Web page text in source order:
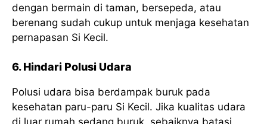
dengan bermain di taman, bersepeda, atau
berenang sudah cukup untuk menjaga kesehatan
pernapasan Si Kecil.
6. Hindari Polusi Udara
Polusi udara bisa berdampak buruk pada
kesehatan paru-paru Si Kecil. Jika kualitas udara
di luar rumah sedang buruk, sebaiknya batasi